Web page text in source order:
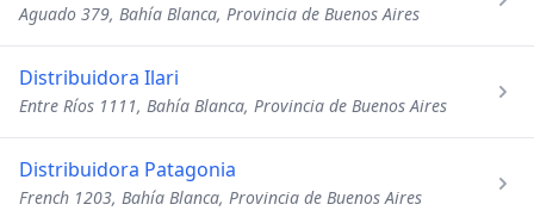
Aguado 379, Bahía Blanca, Provincia de Buenos Aires
Distribuidora Ilari
Entre Ríos 1111, Bahía Blanca, Provincia de Buenos Aires
Distribuidora Patagonia
French 1203, Bahía Blanca, Provincia de Buenos Aires